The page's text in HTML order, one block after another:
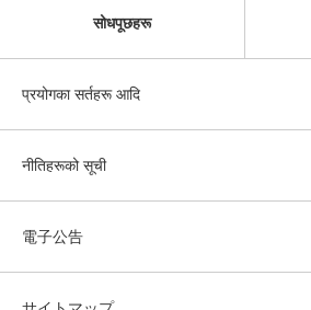
सोधपूछहरू
प्रयोगका सर्तहरू आदि
नीतिहरूको सूची
電子公告